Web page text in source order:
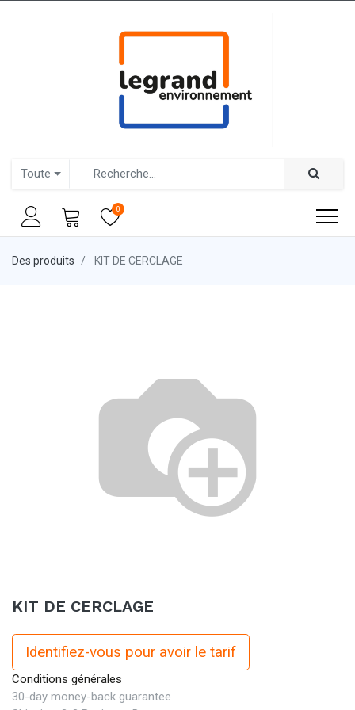
Toute
0
Des produits KIT DE CERCLAGE
KIT DE CERCLAGE
Identifiez-vous pour avoir le tarif
Conditions générales
30-day money-back guarantee